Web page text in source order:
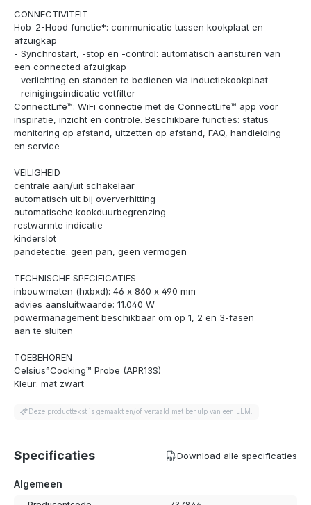
CONNECTIVITEIT
Hob-2-Hood functie*: communicatie tussen kookplaat en
afzuigkap
- Synchrostart, -stop en -control: automatisch aansturen van
een connected afzuigkap
- verlichting en standen te bedienen via inductiekookplaat
- reinigingsindicatie vetfilter
ConnectLife™: WiFi connectie met de ConnectLife™ app voor
inspiratie, inzicht en controle. Beschikbare functies: status
monitoring op afstand, uitzetten op afstand, FAQ, handleiding
en service
VEILIGHEID
centrale aan/uit schakelaar
automatisch uit bij oververhitting
automatische kookduurbegrenzing
restwarmte indicatie
kinderslot
pandetectie: geen pan, geen vermogen
TECHNISCHE SPECIFICATIES
inbouwmaten (hxbxd): 46 x 860 x 490 mm
advies aansluitwaarde: 11.040 W
powermanagement beschikbaar om op 1, 2 en 3-fasen
aan te sluiten
TOEBEHOREN
Celsius°Cooking™ Probe (APR13S)
Kleur: mat zwart
Deze producttekst is gemaakt en/of vertaald met behulp van een LLM.
Specificaties Download alle specificaties
Algemeen